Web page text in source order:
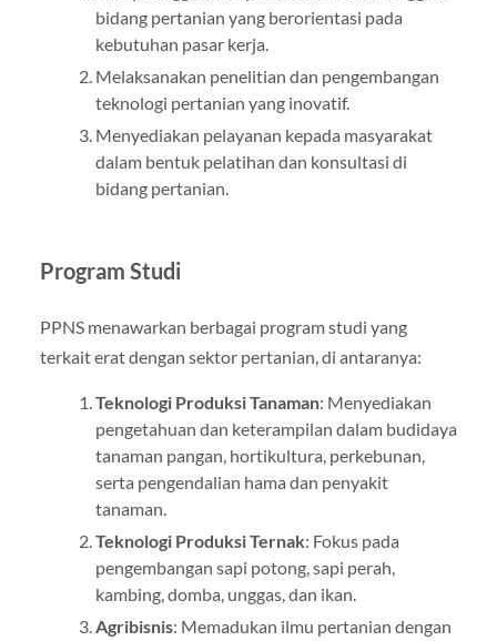
bidang pertanian yang berorientasi pada
kebutuhan pasar kerja.
Melaksanakan penelitian dan pengembangan
teknologi pertanian yang inovatif.
Menyediakan pelayanan kepada masyarakat
dalam bentuk pelatihan dan konsultasi di
bidang pertanian.
Program Studi
PPNS menawarkan berbagai program studi yang
terkait erat dengan sektor pertanian, di antaranya:
Teknologi Produksi Tanaman: Menyediakan
pengetahuan dan keterampilan dalam budidaya
tanaman pangan, hortikultura, perkebunan,
serta pengendalian hama dan penyakit
tanaman.
Teknologi Produksi Ternak: Fokus pada
pengembangan sapi potong, sapi perah,
kambing, domba, unggas, dan ikan.
Agribisnis: Memadukan ilmu pertanian dengan